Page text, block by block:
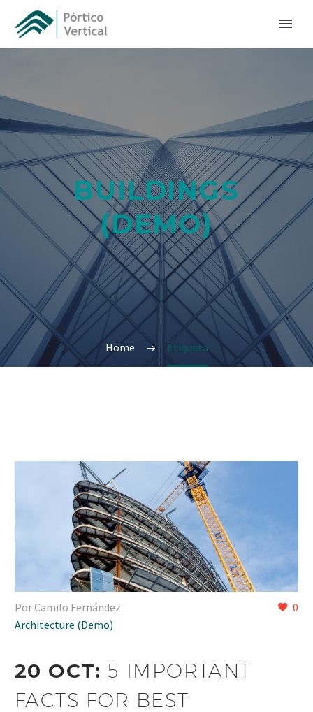
BUILDINGS
(DEMO)
Home Etiqueta
0
Por Camilo Fernández
Architecture (Demo)
20 OCT: 5 IMPORTANT
FACTS FOR BEST